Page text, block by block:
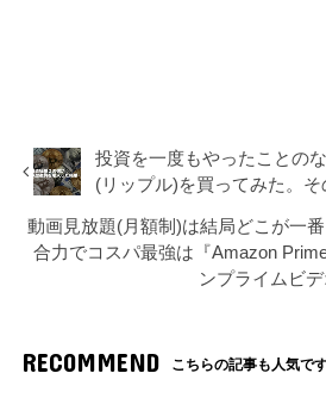
投資を一度もやったことの
(リップル)を買ってみた。
動画見放題(月額制)は結局どこが一
合力でコスパ最強は『Amazon
ンプライムビ
RECOMMEND こちらの記事も人気です